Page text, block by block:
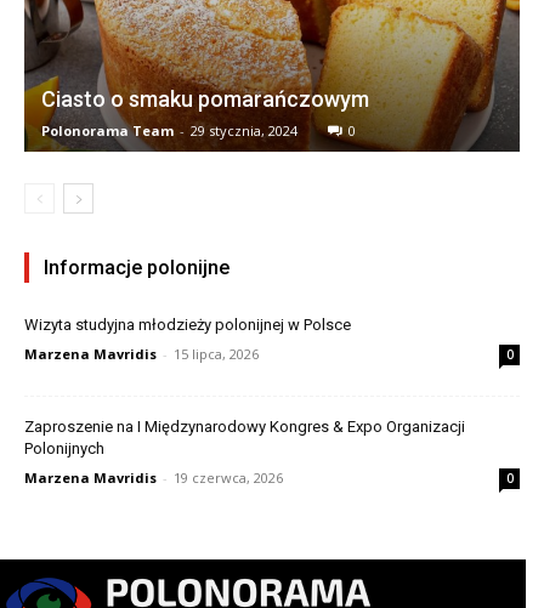
Ciasto o smaku pomarańczowym
Polonorama Team - 29 stycznia, 2024 0
Informacje polonijne
Wizyta studyjna młodzieży polonijnej w Polsce
Marzena Mavridis - 15 lipca, 2026 0
Zaproszenie na I Międzynarodowy Kongres & Expo Organizacji
Polonijnych
Marzena Mavridis - 19 czerwca, 2026 0